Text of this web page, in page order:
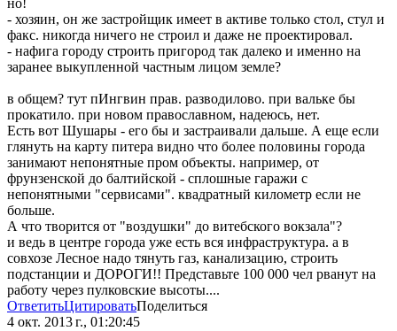
но!
- хозяин, он же застройщик имеет в активе только стол, стул и
факс. никогда ничего не строил и даже не проектировал.
- нафига городу строить пригород так далеко и именно на
заранее выкупленной частным лицом земле?
в общем? тут пИнгвин прав. разводилово. при вальке бы
прокатило. при новом православном, надеюсь, нет.
Есть вот Шушары - его бы и застраивали дальше. А еще если
глянуть на карту питера видно что более половины города
занимают непонятные пром объекты. например, от
фрунзенской до балтийской - сплошные гаражи с
непонятными "сервисами". квадратный километр если не
больше.
А что творится от "воздушки" до витебского вокзала"?
и ведь в центре города уже есть вся инфраструктура. а в
совхозе Лесное надо тянуть газ, канализацию, строить
подстанции и ДОРОГИ!! Представьте 100 000 чел рванут на
работу через пулковские высоты....
ОтветитьЦитироватьПоделиться
4 окт. 2013 г., 01:20:45